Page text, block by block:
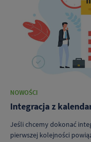
NOWOŚCI
Integracja z
Jeśli chcemy dokonać
pierwszej kolejności